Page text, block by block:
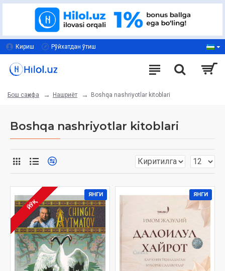
Кириш Рўйхатдан ўтиш
Бош саҳифа Нашриёт Boshqa nashriyotlar kitoblari
Boshqa nashriyotlar kitoblari
ЯНГИ
ЙЎҚ
ЯНГИ